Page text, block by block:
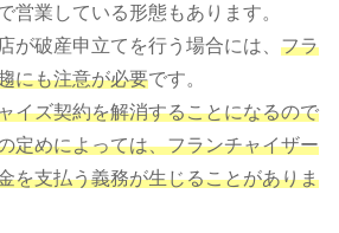
営業している形態もあります。
が破産申立てを行う場合には、 フラ
にも注意が必要です。
イズ契約を解消することになるので
定めによっては、フランチャイザー
を支払う義務が生じることがありま